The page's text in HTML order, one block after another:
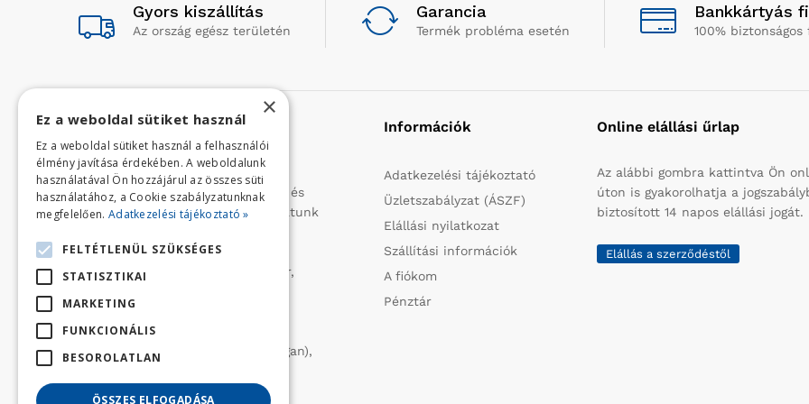
Gyors kiszállítás
Az ország egész területén
Garancia
Termék probléma esetén
Bankkártyás
100% biztonságos
Rólunk
Profilunk a mezőgazdasági, kerti
kisgépek és egyéb iparcikkek kis- és
nagykereskedelme. 1991 óta folytatunk
Olaszországból származó
vízszivattyúkat (DAB, Tesla, Leader,
robbanómotoros fűnyírókat kerti
traktorokat (MTD, Husqvarna),
permetezőket (CIFARELLI, Dal Degan),
(LAMINOX) szállítunk be.
Információk
Adatkezelési tájékoztató
Üzletszabályzat (ÁSZF)
Elállási nyilatkozat
Szállítási információk
A fiókom
Pénztár
Online elállási űrlap
Az alábbi gombra kattintva Ön
úton is gyakorolhatja a
biztosított 14 napos elállási jogát.
Elállás a szerződéstől
×
Ez a weboldal sütiket használ
Ez a weboldal sütiket használ a felhasználói
élmény javítása érdekében. A weboldalunk
használatával Ön hozzájárul az összes süti
használatához, a Cookie szabályzatunknak
megfelelően. Adatkezelési tájékoztató »
FELTÉTLENÜL SZÜKSÉGES
STATISZTIKAI
MARKETING
FUNKCIONÁLIS
BESOROLATLAN
ÖSSZES ELFOGADÁSA